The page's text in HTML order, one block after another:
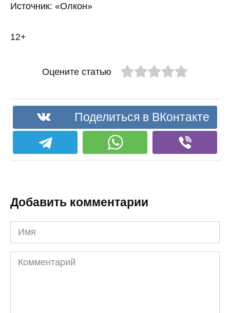
Источник: «Олкон»
12+
Оцените статью
Поделиться в ВКонтакте
Добавить комментарии
Имя
Комментарий